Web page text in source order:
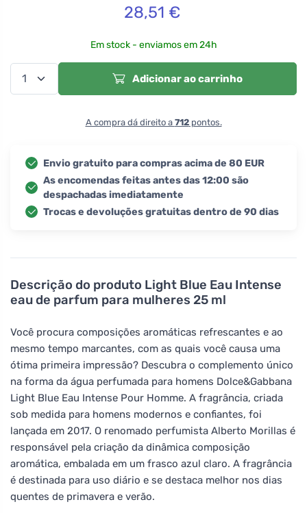
Descrição do produto Light Blue Eau Intense
eau de parfum para mulheres 25 ml
Você procura composições aromáticas refrescantes e ao
mesmo tempo marcantes, com as quais você causa uma
ótima primeira impressão? Descubra o complemento único
na forma da água perfumada para homens Dolce&Gabbana
Light Blue Eau Intense Pour Homme. A fragrância, criada
sob medida para homens modernos e confiantes, foi
lançada em 2017. O renomado perfumista Alberto Morillas é
responsável pela criação da dinâmica composição
aromática, embalada em um frasco azul claro. A fragrância
é destinada para uso diário e se destaca melhor nos dias
quentes de primavera e verão.
28,51 €
Em stock - enviamos em 24h
Adicionar ao carrinho
A compra dá direito a 712pontos.
Envio gratuito para compras acima de 80 EUR
As encomendas feitas antes das 12:00 são
despachadas imediatamente
Trocas e devoluções gratuitas dentro de 90 dias